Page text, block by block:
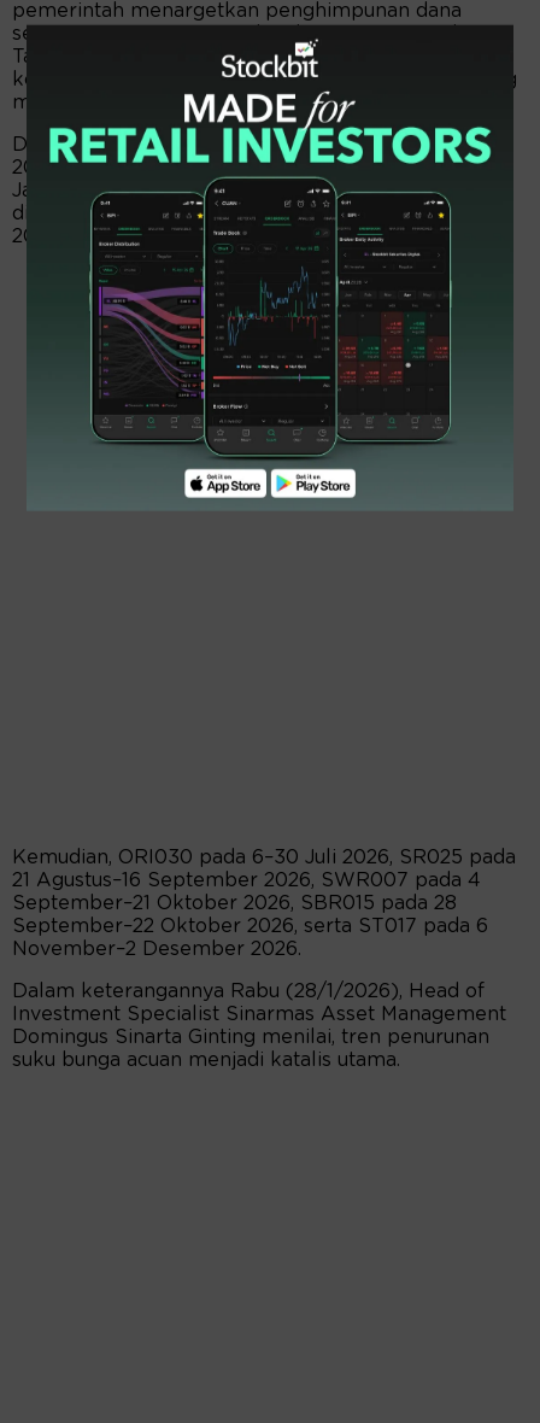
pemerintah menargetkan penghimpunan dana
sepanjang 2026 Rp150 triliun hingga Rp170 triliun.
Target tersebut dinilai masih realistis, ditopang oleh
kombinasi faktor moneter, fiskal, dan struktural yang
mendukung minat investor ritel.
Delapan seri SBN ritel yang akan diterbitkan pada
2026 meliputi ORI029 dengan masa penawaran 26
Januari–19 Februari 2026 dengan target dana yang
dihimpun Rp25 triliun, SR024 pada 6 Maret–15 April
2026, ST016 pada 8 Mei–3 Juni 2026.
Kemudian, ORI030 pada 6–30 Juli 2026, SR025 pada
21 Agustus–16 September 2026, SWR007 pada 4
September–21 Oktober 2026, SBR015 pada 28
September–22 Oktober 2026, serta ST017 pada 6
November–2 Desember 2026.
Dalam keterangannya Rabu (28/1/2026), Head of
Investment Specialist Sinarmas Asset Management
Domingus Sinarta Ginting menilai, tren penurunan
suku bunga acuan menjadi katalis utama.